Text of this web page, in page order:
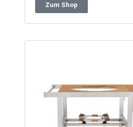
Zum Shop